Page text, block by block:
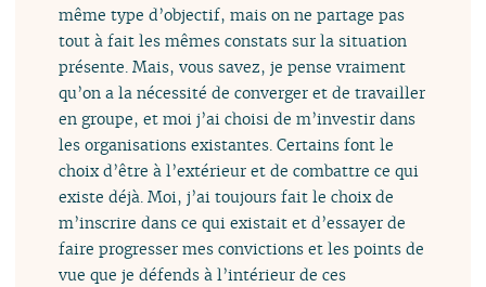
même type d’objectif, mais on ne partage pas
tout à fait les mêmes constats sur la situation
présente. Mais, vous savez, je pense vraiment
qu’on a la nécessité de converger et de travailler
en groupe, et moi j’ai choisi de m’investir dans
les organisations existantes. Certains font le
choix d’être à l’extérieur et de combattre ce qui
existe déjà. Moi, j’ai toujours fait le choix de
m’inscrire dans ce qui existait et d’essayer de
faire progresser mes convictions et les points de
vue que je défends à l’intérieur de ces